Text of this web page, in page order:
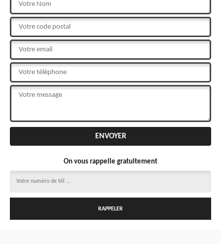
On vous rappelle gratuitement